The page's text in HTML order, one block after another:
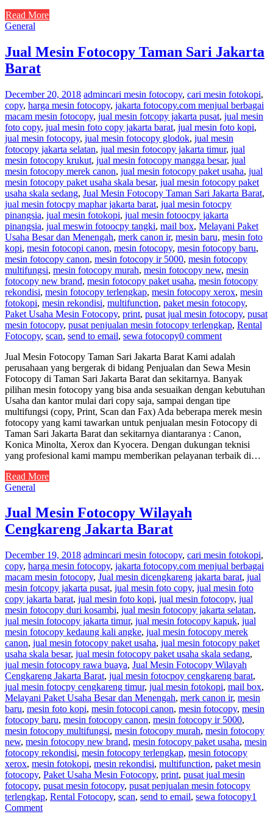
Read More
General
Jual Mesin Fotocopy Taman Sari Jakarta
Barat
December 20, 2018 admincari mesin fotocopy, cari mesin fotokopi,
copy, harga mesin fotocopy, jakarta fotocopy.com menjual berbagai
macam mesin fotocopy, jual mesin fotcopy jakarta pusat, jual mesin
foto copy, jual mesin foto copy jakarta barat, jual mesin foto kopi,
jual mesin fotocopy, jual mesin fotocopy glodok, jual mesin
fotocopy jakarta selatan, jual mesin fotocopy jakarta timur, jual
mesin fotocopy krukut, jual mesin fotocopy mangga besar, jual
mesin fotocopy merek canon, jual mesin fotocopy paket usaha, jual
mesin fotocopy paket usaha skala besar, jual mesin fotocopy paket
usaha skala sedang, Jual Mesin Fotocopy Taman Sari Jakarta Barat,
jual mesin fotocpy maphar jakarta barat, jual mesin fotocpy
pinangsia, jual mesin fotokopi, jual mesin fotoocpy jakarta
pinangsia, jual meswin fotoocpy tangki, mail box, Melayani Paket
Usaha Besar dan Menengah, merk canon ir, mesin baru, mesin foto
kopi, mesin fotocopi canon, mesin fotocopy, mesin fotocopy baru,
mesin fotocopy canon, mesin fotocopy ir 5000, mesin fotocopy
multifungsi, mesin fotocopy murah, mesin fotocopy new, mesin
fotocopy new brand, mesin fotocopy paket usaha, mesin fotocopy
rekondisi, mesin fotocopy terlengkap, mesin fotocopy xerox, mesin
fotokopi, mesin rekondisi, multifunction, paket mesin fotocopy,
Paket Usaha Mesin Fotocopy, print, pusat jual mesin fotocopy, pusat
mesin fotocopy, pusat penjualan mesin fotocopy terlengkap, Rental
Fotocopy, scan, send to email, sewa fotocopy0 comment
Jual Mesin Fotocopy Taman Sari Jakarta Barat Kami adalah
perusahaan yang bergerak di bidang Penjualan dan Sewa Mesin
Fotocopy di Taman Sari Jakarta Barat dan sekitarnya. Banyak
pilihan mesin fotocopy yang bisa anda sesuaikan dengan kebutuhan
Usaha dan kantor mulai dari copy saja, sampai dengan tipe
multifungsi (copy, Print, Scan dan Fax) Ada beberapa merek mesin
fotocopy yang kami tawarkan untuk penjualan mesin Fotocopy di
Taman Sari Jakarta Barat dan sekitarnya diantaranya : Canon,
Konica Minolta, Xerox dan Kyocera. Dengan dukungan teknisi
yang profesional kami mampu memberikan pelayanan terbaik di…
Read More
General
Jual Mesin Fotocopy Wilayah
Cengkareng Jakarta Barat
December 19, 2018 admincari mesin fotocopy, cari mesin fotokopi,
copy, harga mesin fotocopy, jakarta fotocopy.com menjual berbagai
macam mesin fotocopy, Jual mesin dicengkareng jakarta barat, jual
mesin fotcopy jakarta pusat, jual mesin foto copy, jual mesin foto
copy jakarta barat, jual mesin foto kopi, jual mesin fotocopy, jual
mesin fotocopy duri kosambi, jual mesin fotocopy jakarta selatan,
jual mesin fotocopy jakarta timur, jual mesin fotocopy kapuk, jual
mesin fotocopy kedaung kali angke, jual mesin fotocopy merek
canon, jual mesin fotocopy paket usaha, jual mesin fotocopy paket
usaha skala besar, jual mesin fotocopy paket usaha skala sedang,
jual mesin fotocopy rawa buaya, Jual Mesin Fotocopy Wilayah
Cengkareng Jakarta Barat, jual mesin fotocpoy cengkareng barat,
jual mesin fotocpy cengkareng timur, jual mesin fotokopi, mail box,
Melayani Paket Usaha Besar dan Menengah, merk canon ir, mesin
baru, mesin foto kopi, mesin fotocopi canon, mesin fotocopy, mesin
fotocopy baru, mesin fotocopy canon, mesin fotocopy ir 5000,
mesin fotocopy multifungsi, mesin fotocopy murah, mesin fotocopy
new, mesin fotocopy new brand, mesin fotocopy paket usaha, mesin
fotocopy rekondisi, mesin fotocopy terlengkap, mesin fotocopy
xerox, mesin fotokopi, mesin rekondisi, multifunction, paket mesin
fotocopy, Paket Usaha Mesin Fotocopy, print, pusat jual mesin
fotocopy, pusat mesin fotocopy, pusat penjualan mesin fotocopy
terlengkap, Rental Fotocopy, scan, send to email, sewa fotocopy1
Comment